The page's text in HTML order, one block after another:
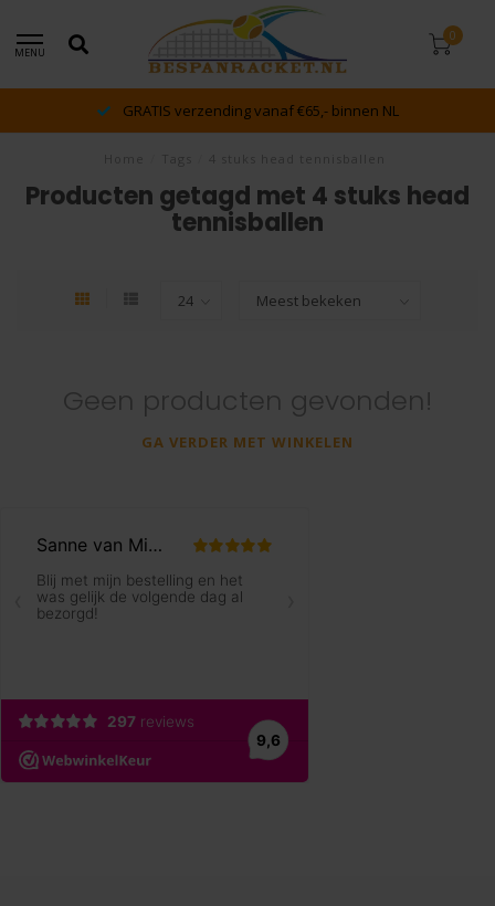
MENU
0
GRATIS verzending vanaf €65,- binnen NL
Producten getagd met 4 stuks head
tennisballen
Geen producten gevonden!
GA VERDER MET WINKELEN